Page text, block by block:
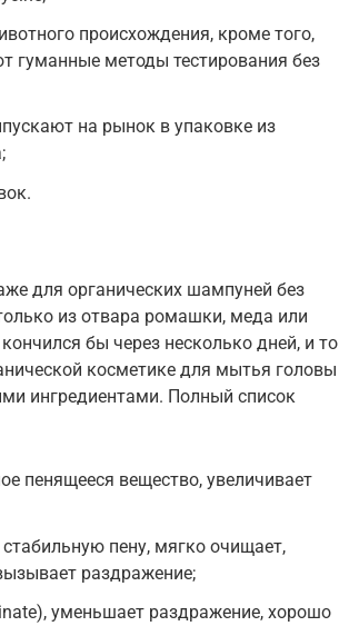
происхождения, кроме того,
гуманные методы тестирования без
на рынок в упаковке из
для органических шампуней без
из отвара ромашки, меда или
бы через несколько дней, и то
косметике для мытья головы
ингредиентами. Полный список
пенящееся вещество, увеличивает
пену, мягко очищает,
раздражение;
уменьшает раздражение, хорошо